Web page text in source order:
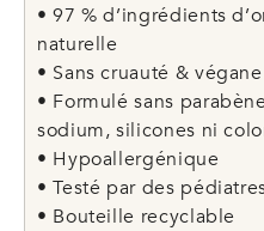
• 97 % d’ingrédients
naturelle
• Sans cruauté & végane
• Formulé sans
sodium, silicones ni
• Hypoallergénique
• Testé par des
• Bouteille recyclable